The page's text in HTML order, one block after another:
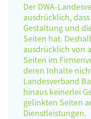
Der DWA-
ausdrücklich,
Gestaltung und
Seiten hat.
ausdrücklich von
Seiten im
deren Inhalte
Landesverband
hinaus keinerlei
gelinkten Seiten
Dienstleistungen.